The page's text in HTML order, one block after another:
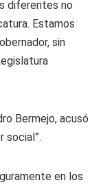
diferentes no
Estamos
sin
Bermejo, acusó
social”.
en los